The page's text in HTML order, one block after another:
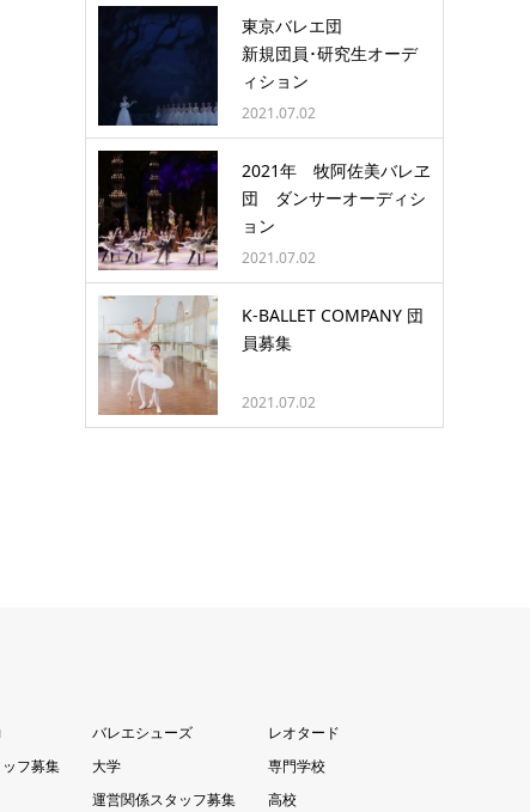
東京バレエ団
新規団員･研究生オーデ
ィション
2021.07.02
2021年 牧阿佐美バレヱ
団 ダンサーオーディシ
ョン
2021.07.02
K-BALLET COMPANY 団
員募集
2021.07.02
バレエシューズ
レオタード
フ募集 大学
専門学校
運営関係スタッフ募集
高校